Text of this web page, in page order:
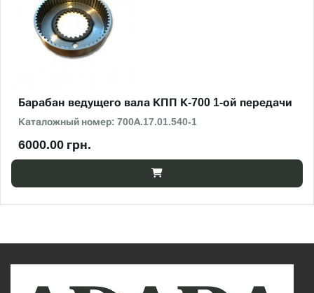
Барабан ведущего вала КПП К-700 1-ой передачи
Каталожный номер: 700А.17.01.540-1
6000.00 грн.